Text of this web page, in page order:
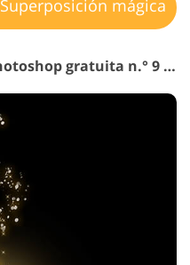
Superposición mágica
Superposición mágica de Photoshop gratuita n.° 9 "Baghdad Night"